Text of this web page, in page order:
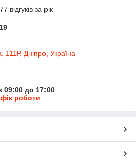
відгуків за рік
111Р, Дніпро, Україна
09:00 до 17:00
роботи